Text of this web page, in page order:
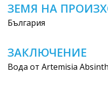
ЗЕМЯ НА
България
ЗАКЛЮЧЕНИЕ
Вода от Artemisia